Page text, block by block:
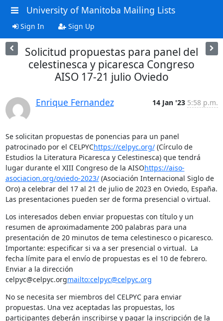
University of Manitoba Mailing Lists
Sign In Sign Up
Solicitud propuestas para panel del
celestinesca y picaresca Congreso
AISO 17-21 julio Oviedo
Enrique Fernandez 14 Jan '23 5:58 p.m.
Se solicitan propuestas de ponencias para un panel
patrocinado por el CELPYChttps://celpyc.org/ (Círculo de
Estudios la Literatura Picaresca y Celestinesca) que tendrá
lugar durante el XIII Congreso de la AISOhttps://aiso-
asociacion.org/oviedo-2023/ (Asociación Internacional Siglo de
Oro) a celebrar del 17 al 21 de julio de 2023 en Oviedo, España.
Las presentaciones pueden ser de forma presencial o virtual.
Los interesados deben enviar propuestas con título y un
resumen de aproximadamente 200 palabras para una
presentación de 20 minutos de tema celestinesco o picaresco.
Importante: especificar si va a ser presencial o virtual.  La
fecha límite para el envío de propuestas es el 10 de febrero.
Enviar a la dirección
celpyc@celpyc.orgmailto:celpyc@celpyc.org
No se necesita ser miembros del CELPYC para enviar
propuestas. Una vez aceptadas las propuestas, los
participantes deberán inscribirse y pagar la inscripción de la